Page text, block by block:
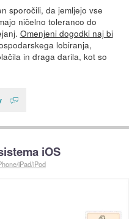
sporočili, da jemljejo vse
ničelno toleranco do
Omenjeni dogodki naj bi
lobiranja,
in draga darila, kot so
iOS
iPad/iPod